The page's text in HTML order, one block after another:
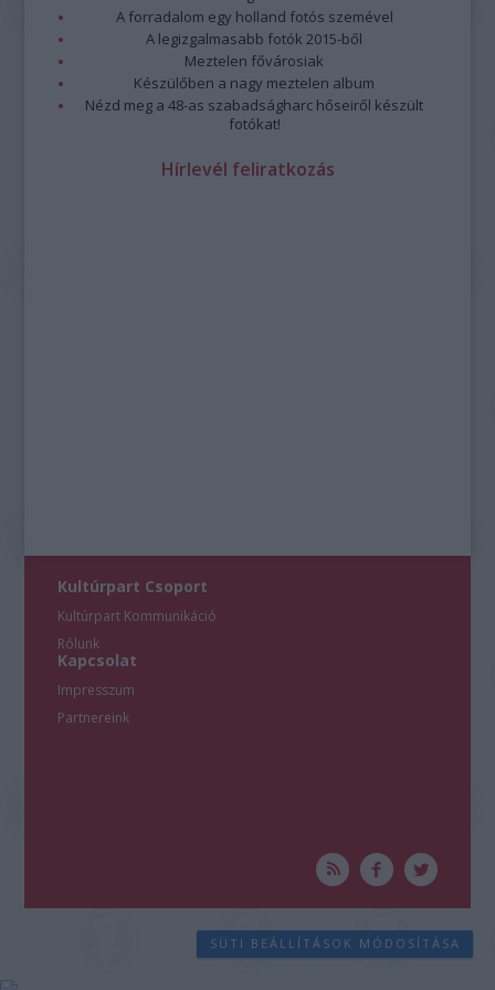
A forradalom egy holland fotós szemével
A legizgalmasabb fotók 2015-ből
Meztelen fővárosiak
Készülőben a nagy meztelen album
Nézd meg a 48-as szabadságharc hőseiről készült
fotókat!
Hírlevél feliratkozás
Kultúrpart Csoport
Kultúrpart Kommunikáció
Rólunk
Kapcsolat
Impresszum
Partnereink
SÜTI BEÁLLÍTÁSOK MÓDOSÍTÁSA